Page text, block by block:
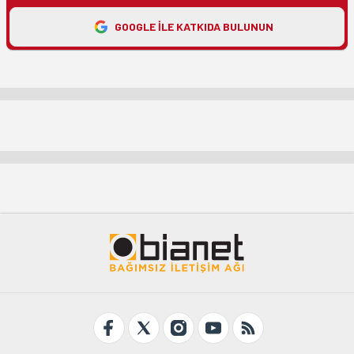
GOOGLE ILE KATKIDA BULUNUN